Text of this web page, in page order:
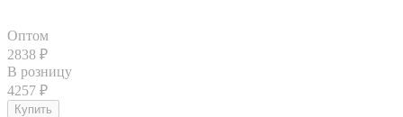
Оптом
2838 ₽
В розницу
4257 ₽